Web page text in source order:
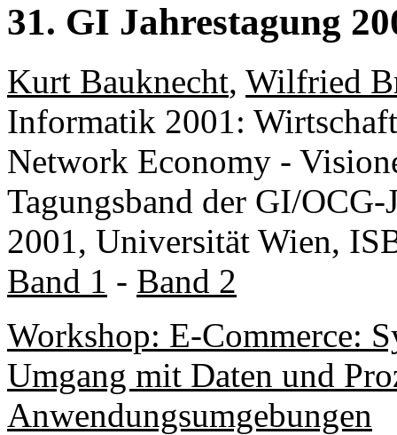
31. GI Jahrestagung
Kurt Bauknecht, Wilfried
Informatik 2001:
Network Economy -
Tagungsband der GI/OCG-
2001, Universität Wien,
Band 1 - Band 2
Workshop: E-Commerce:
Umgang mit Daten und
Anwendungsumgebungen